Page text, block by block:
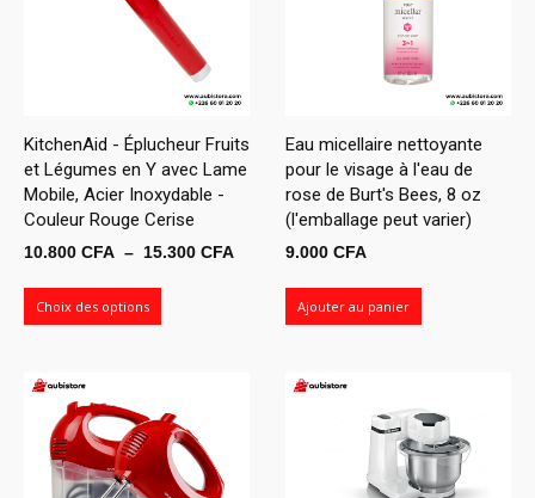
KitchenAid - Éplucheur Fruits
et Légumes en Y avec Lame
Mobile, Acier Inoxydable -
Couleur Rouge Cerise
10.800 CFA – 15.300 CFA
15.300 CFA
Choix des options
Eau micellaire nettoyante
pour le visage à l'eau de
rose de Burt's Bees, 8 oz
(l'emballage peut varier)
9.000 CFA
Ajouter au panier